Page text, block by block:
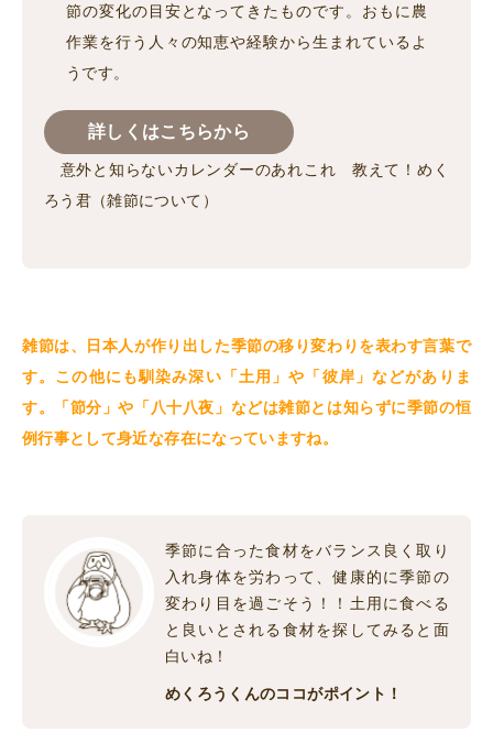
節の変化の目安となってきたものです。おもに農
作業を行う人々の知恵や経験から生まれているよ
うです。
詳しくはこちらから
意外と知らないカレンダーのあれこれ 教えて！めく
ろう君（雑節について）
雑節は、日本人が作り出した季節の移り変わりを表わす言葉で
す。この他にも馴染み深い「土用」や「彼岸」などがありま
す。「節分」や「八十八夜」などは雑節とは知らずに季節の恒
例行事として身近な存在になっていますね。
季節に合った食材をバランス良く取り
入れ身体を労わって、健康的に季節の
変わり目を過ごそう！！土用に食べる
と良いとされる食材を探してみると面
白いね！
めくろうくんのココがポイント！